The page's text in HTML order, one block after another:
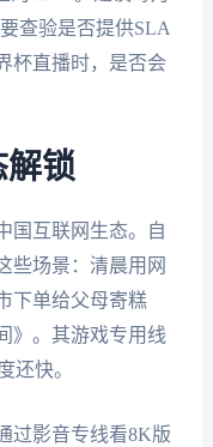
查验是否提供SLA
杯直播时，是否会
解锁
国互联网生态。自
些场景：清晨用网
下单给父母寄糕
》。其游戏专用线
还快。
过影音专线看8K版